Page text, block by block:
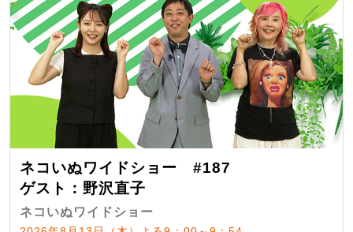
ネコいぬワイドショー #187
ゲスト：野沢直子
ネコいぬワイドショー